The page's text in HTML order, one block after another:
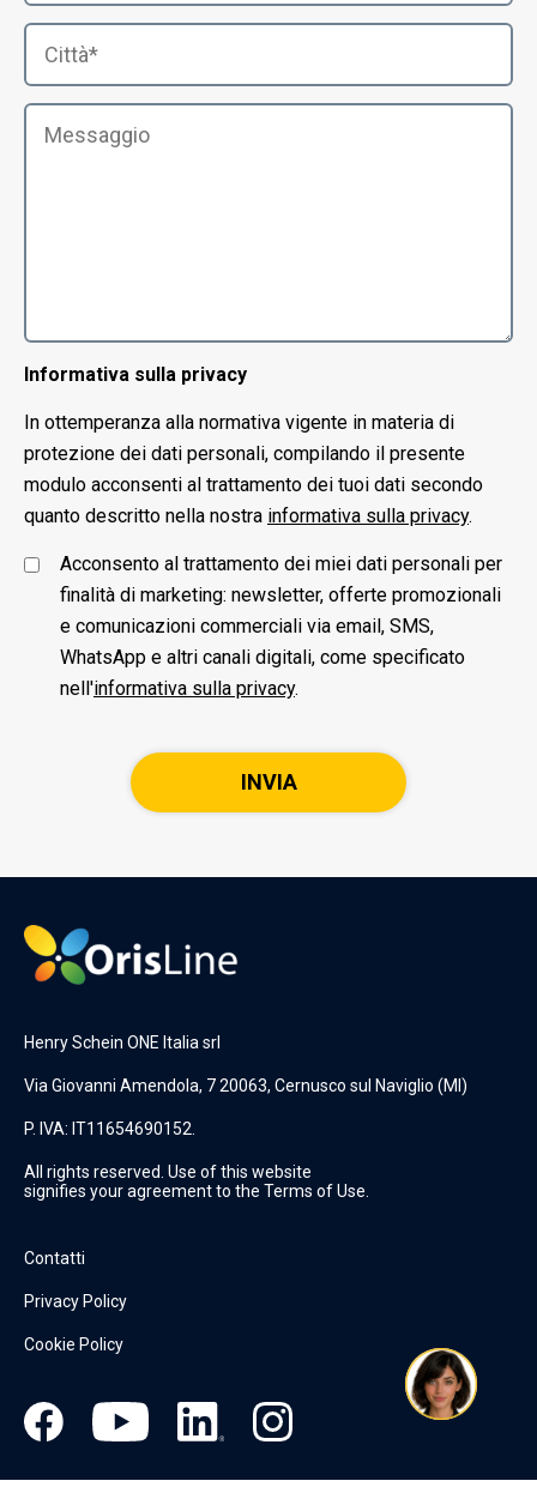
Informativa sulla privacy
In ottemperanza alla normativa vigente in materia di
protezione dei dati personali, compilando il presente
modulo acconsenti al trattamento dei tuoi dati secondo
quanto descritto nella nostra informativa sulla privacy.
Acconsento al trattamento dei miei dati personali per
finalità di marketing: newsletter, offerte promozionali
e comunicazioni commerciali via email, SMS,
WhatsApp e altri canali digitali, come specificato
nell'informativa sulla privacy.
Henry Schein ONE Italia srl
Via Giovanni Amendola, 7 20063, Cernusco sul Naviglio (MI)
P. IVA: IT11654690152.
All rights reserved. Use of this website
signifies your agreement to the Terms of Use.
Contatti
Privacy Policy
Cookie Policy